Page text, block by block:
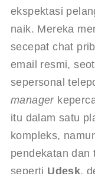
ekspektasi
naik. Mereka
secepat chat
email resmi,
sepersonal
manager
itu dalam satu
kompleks,
pendekatan dan
seperti Udesk,